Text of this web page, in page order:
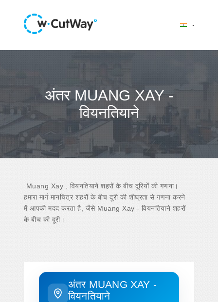
अंतर MUANG XAY -
वियनतियाने
Muang Xay , वियनतियाने शहरों के बीच दूरियों की गणना।
हमारा मार्ग मानचित्र शहरों के बीच दूरी की शीघ्रता से गणना करने
में आपकी मदद करता है, जैसे Muang Xay - वियनतियाने शहरों
के बीच की दूरी।
अंतर MUANG XAY -
वियनतियाने